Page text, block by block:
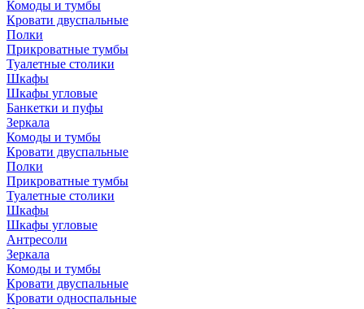
Комоды и тумбы
Кровати двуспальные
Полки
Прикроватные тумбы
Туалетные столики
Шкафы
Шкафы угловые
Банкетки и пуфы
Зеркала
Комоды и тумбы
Кровати двуспальные
Полки
Прикроватные тумбы
Туалетные столики
Шкафы
Шкафы угловые
Антресоли
Зеркала
Комоды и тумбы
Кровати двуспальные
Кровати односпальные